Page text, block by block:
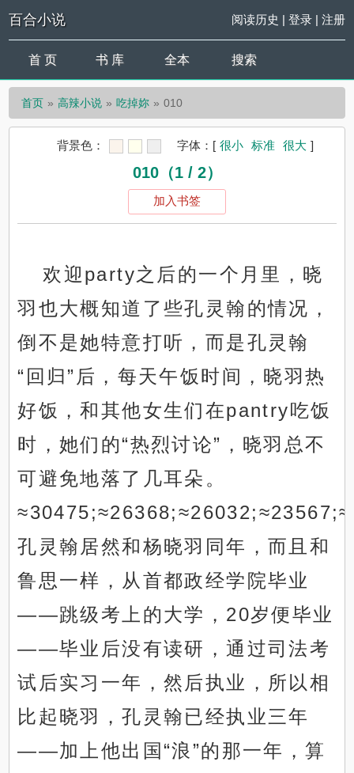
百合小说 阅读历史 | 登录| 注册
首 页 书 库 全本 搜索
首页 高辣小说 吃掉妳 010
背景色： 字体： [ 很小 标准 很大 ]
010（1 / 2）
加入书签
欢迎party之后的一个月里，晓
羽也大概知道了些孔灵翰的情况，
倒不是她特意打听，而是孔灵翰
“回归”后，每天午饭时间，晓羽热
好饭，和其他女生们在pantry吃饭
时，她们的“热烈讨论”，晓羽总不
可避免地落了几耳朵。
孔灵翰居然和杨晓羽同年，而且和
鲁思一样，从首都政经学院毕业
——跳级考上的大学，20岁便毕业
——毕业后没有读研，通过司法考
试后实习一年，然后执业，所以相
比起晓羽，孔灵翰已经执业三年
——加上他出国“浪”的那一年，算